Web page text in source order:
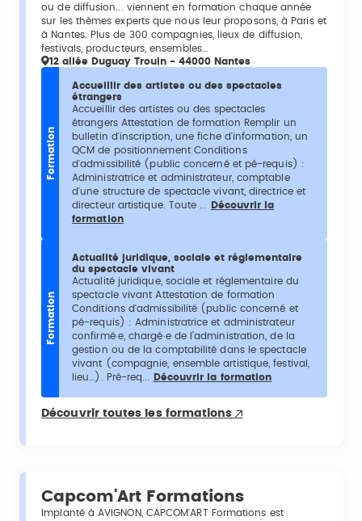
ou de diffusion... viennent en formation chaque année
sur les thèmes experts que nous leur proposons, à Paris et
à Nantes. Plus de 300 compagnies, lieux de diffusion,
festivals, producteurs, ensembles…
12 allée Duguay Trouin - 44000 Nantes
Formation
Accueillir des artistes ou des spectacles
étrangers
Accueillir des artistes ou des spectacles
étrangers Attestation de formation Remplir un
bulletin d'inscription, une fiche d'information, un
QCM de positionnement Conditions
d'admissibilité (public concerné et pé-requis) :
Administratrice et administrateur, comptable
d'une structure de spectacle vivant, directrice et
directeur artistique. Toute ...
Découvrir la
formation
Formation
Actualité juridique, sociale et réglementaire
du spectacle vivant
Actualité juridique, sociale et réglementaire du
spectacle vivant Attestation de formation
Conditions d'admissibilité (public concerné et
pé-requis) : Administratrice et administrateur
confirmé·e, chargé·e de l’administration, de la
gestion ou de la comptabilité dans le spectacle
vivant (compagnie, ensemble artistique, festival,
lieu…). Pré-req...
Découvrir la formation
Découvrir toutes les formations
Capcom'Art Formations
Implanté à AVIGNON, CAPCOM'ART Formations est